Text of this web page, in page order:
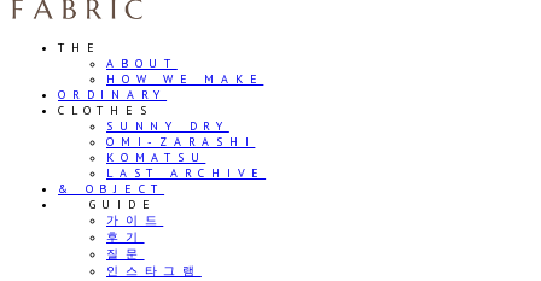
THE
ABOUT
HOW WE MAKE
ORDINARY
CLOTHES
SUNNY DRY
OMI-ZARASHI
KOMATSU
LAST ARCHIVE
& OBJECT
⠀⠀GUIDE
가이드
후기
질문
인스타그램